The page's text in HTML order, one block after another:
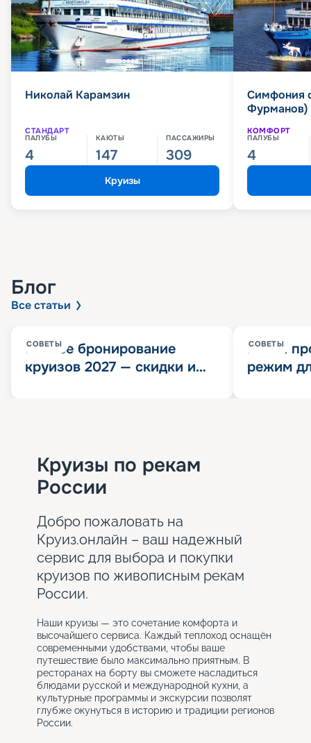
Николай Карамзин
СТАНДАРТ
ПАЛУБЫ
4
КАЮТЫ
147
ПАССАЖИРЫ
309
Круизы
Симфония
Фурманов)
КОМФОРТ
ПАЛУБЫ
4
Блог
Все статьи
СОВЕТЫ
Раннее бронирование
круизов 2027 — скидки и
СОВЕТЫ
Китай
режим
Круизы по рекам
России
Добро пожаловать на
Круиз.онлайн – ваш надежный
сервис для выбора и покупки
круизов по живописным рекам
России.
Наши круизы — это сочетание комфорта и
высочайшего сервиса. Каждый теплоход оснащён
современными удобствами, чтобы ваше
путешествие было максимально приятным. В
ресторанах на борту вы сможете насладиться
блюдами русской и международной кухни, а
культурные программы и экскурсии позволят
глубже окунуться в историю и традиции регионов
России.